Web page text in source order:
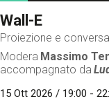
Wall-E
Proiezione e
Modera Massimo
accompagnato da
15 Ott 2026 / 19:00 -